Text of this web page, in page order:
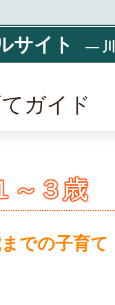
サイト ―
ガイド
～３歳
での子育て